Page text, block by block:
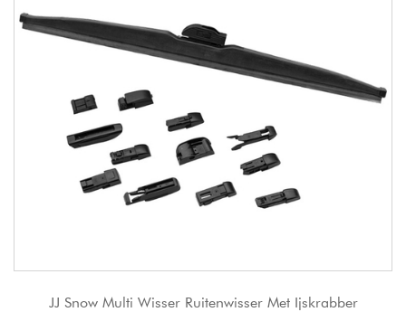
Ruitenwisser Met Ijskrabber
JJ